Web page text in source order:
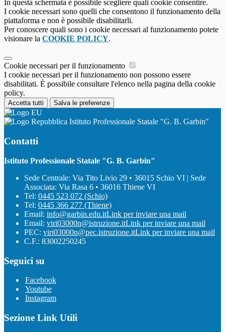
In questa schermata è possibile scegliere quali cookie consentire.
I cookie necessari sono quelli che consentono il funzionamento della
piattaforma e non è possibile disabilitarli.
Per conoscere quali sono i cookie necessari al funzionamento potete
visionare la COOKIE POLICY.
Cookie necessari per il funzionamento
I cookie necessari per il funzionamento non possono essere
disabilitati. È possibile consultare l'elenco nella pagina della cookie
policy.
Accetta tutti Salva le preferenze
Istituto Professionale Statale "G. B. Garbin"
Contatti
Istituto Professionale Statale "G. B. Garbin"
Sede Centrale: Via Tito Livio 29 • 36015 Schio VI | Sede
Associata: Via Rasa 6 • 36016 Thiene VI
Tel: 0445 523 072 (Schio)
Tel: 0445 366 277 (Thiene)
Email: info@garbin.edu.itLink per inviare una mail
Email: viri03000n@istruzione.itLink per inviare una mail
PEC: viri03000n@pec.istruzione.itLink per inviare una mail
C.F.: 83002250245
Seguici su
Facebook
Youtube
Instagram
Sezione Link Utili